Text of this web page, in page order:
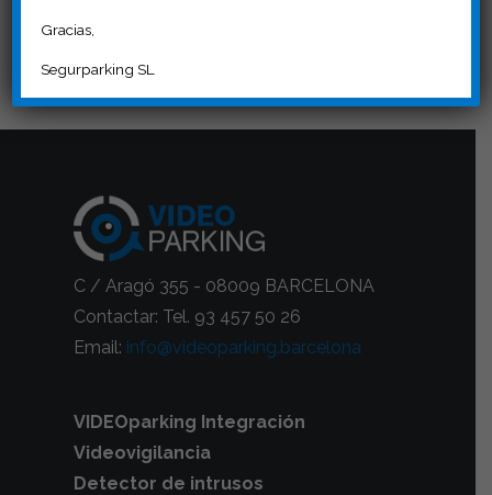
C / Aragó 355 - 08009 BARCELONA
Contactar: Tel. 93 457 50 26
Email: info@videoparking.barcelona
VIDEOparking Integración
Videovigilancia
Detector de intrusos
Gracias,
Segurparking SL